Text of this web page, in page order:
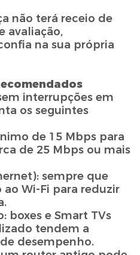
não terá receio de
avaliação,
na sua própria
interrupções em
os seguintes
de 15 Mbps para
de 25 Mbps ou mais
sempre que
Wi-Fi para reduzir
boxes e Smart TVs
tendem a
desempenho.